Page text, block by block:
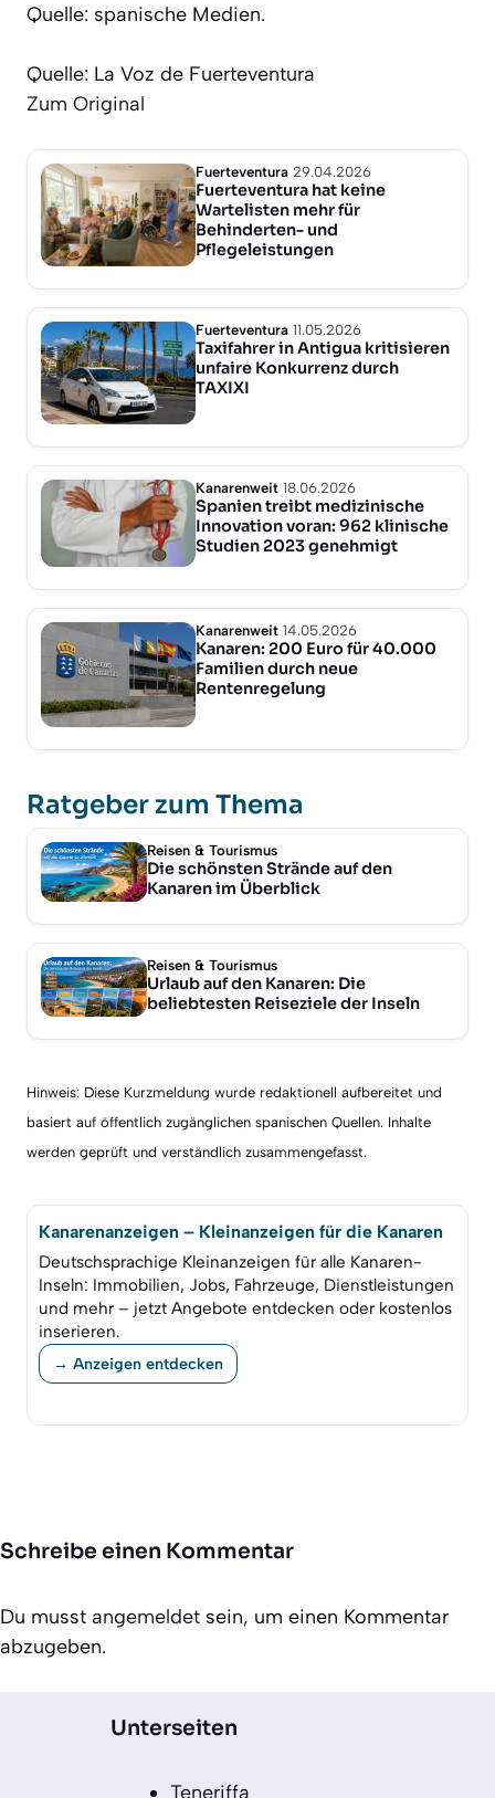
Quelle: spanische Medien.
Quelle: La Voz de Fuerteventura
Zum Original
Fuerteventura 29.04.2026
Fuerteventura hat keine
Wartelisten mehr für
Behinderten- und
Pflegeleistungen
Fuerteventura 11.05.2026
Taxifahrer in Antigua kritisieren
unfaire Konkurrenz durch
TAXIXI
Kanarenweit 18.06.2026
Spanien treibt medizinische
Innovation voran: 962 klinische
Studien 2023 genehmigt
Kanarenweit 14.05.2026
Kanaren: 200 Euro für 40.000
Familien durch neue
Rentenregelung
Ratgeber zum Thema
Reisen & Tourismus
Die schönsten Strände auf den
Kanaren im Überblick
Reisen & Tourismus
Urlaub auf den Kanaren: Die
beliebtesten Reiseziele der Inseln
Hinweis: Diese Kurzmeldung wurde redaktionell aufbereitet und
basiert auf öffentlich zugänglichen spanischen Quellen. Inhalte
werden geprüft und verständlich zusammengefasst.
Kanarenanzeigen – Kleinanzeigen für die Kanaren
Deutschsprachige Kleinanzeigen für alle Kanaren-
Inseln: Immobilien, Jobs, Fahrzeuge, Dienstleistungen
und mehr – jetzt Angebote entdecken oder kostenlos
inserieren.
→ Anzeigen entdecken
Schreibe einen Kommentar
Du musst angemeldet sein, um einen Kommentar
abzugeben.
Unterseiten
Teneriffa